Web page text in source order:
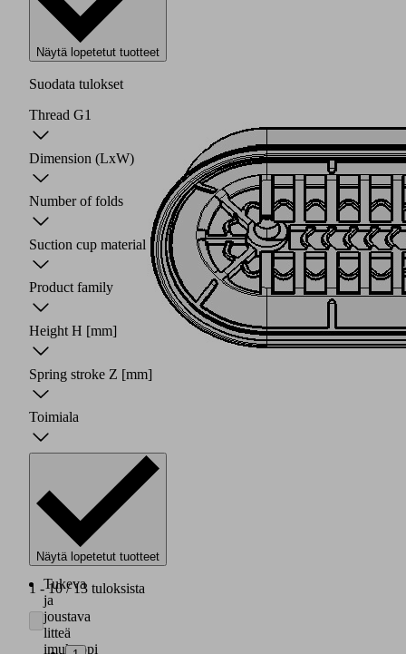
Tukeva
ja
joustava
litteä
imukuppi
Näytä lopetetut tuotteet
Suodata tulokset
Thread G1
Dimension (LxW)
Number of folds
Suction cup material
Product family
Height H [mm]
Spring stroke Z [mm]
Toimiala
Näytä lopetetut tuotteet
1 - 10 / 13 tuloksista